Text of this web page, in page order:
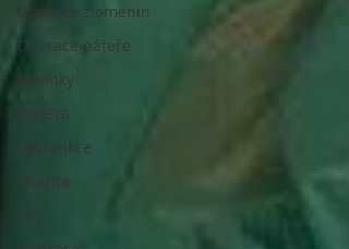
Operace zlomenin
Operace páteře
Novinky
Kariéra
Dysfunkce
Charita